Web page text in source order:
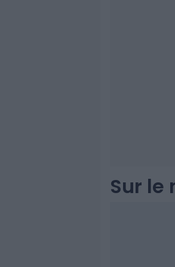
Sur le